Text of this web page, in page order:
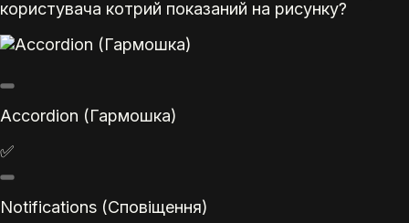
користувача котрий показаний на рисунку?
Accordion (Гармошка)
✅
Notifications (Сповіщення)